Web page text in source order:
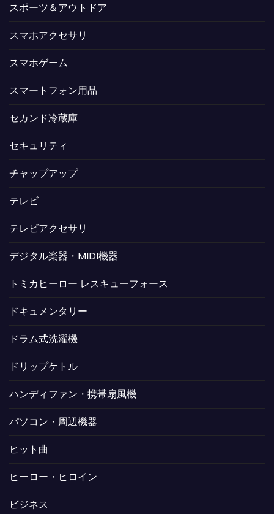
スポーツ＆アウトドア
スマホアクセサリ
スマホゲーム
スマートフォン用品
セカンド冷蔵庫
セキュリティ
チャップアップ
テレビ
テレビアクセサリ
デジタル楽器・MIDI機器
トミカヒーロー レスキューフォース
ドキュメンタリー
ドラム式洗濯機
ドリップケトル
ハンディファン・携帯扇風機
パソコン・周辺機器
ヒット曲
ヒーロー・ヒロイン
ビジネス